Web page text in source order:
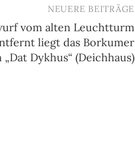
NEUERE BEITRÄGE
vom alten Leuchtturm
liegt das Borkumer
Dykhus“ (Deichhaus)